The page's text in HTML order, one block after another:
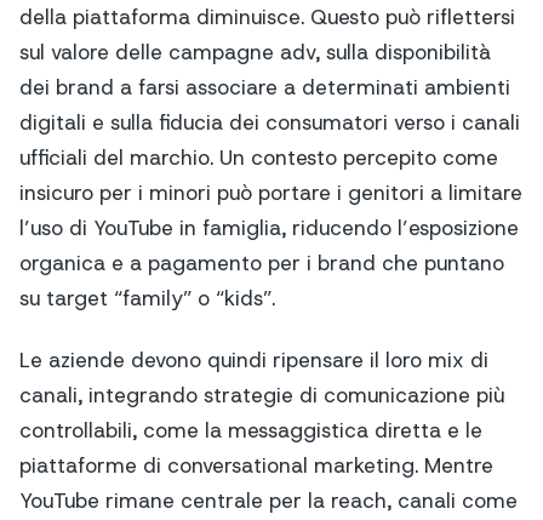
della piattaforma diminuisce. Questo può riflettersi
sul valore delle campagne adv, sulla disponibilità
dei brand a farsi associare a determinati ambienti
digitali e sulla fiducia dei consumatori verso i canali
ufficiali del marchio. Un contesto percepito come
insicuro per i minori può portare i genitori a limitare
l’uso di YouTube in famiglia, riducendo l’esposizione
organica e a pagamento per i brand che puntano
su target “family” o “kids”.
Le aziende devono quindi ripensare il loro mix di
canali, integrando strategie di comunicazione più
controllabili, come la messaggistica diretta e le
piattaforme di conversational marketing. Mentre
YouTube rimane centrale per la reach, canali come